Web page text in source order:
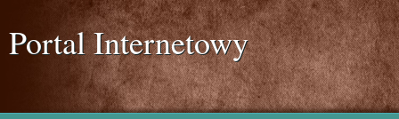
Portal Internetowy